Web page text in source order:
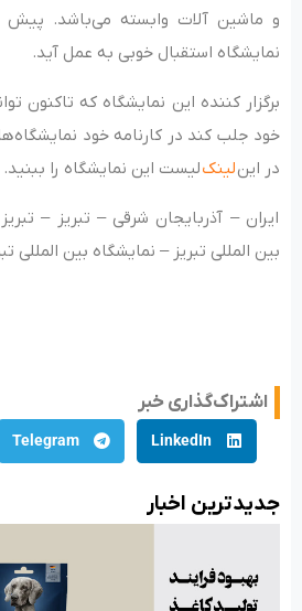
و ماشین آلات وابسته می‌باشد. پیش
نمایشگاه استقبال خوبی به عمل آید.
برگزار کننده این نمایشگاه که تاکنون
خود جلب کند در کارنامه خود
در اینلینکلیست این نمایشگاه را ببنید.
ایران – آذربایجان شرقی – تبریز –
بین المللی تبریز – نمایشگاه بین المللی
اشتراک‌گذاری خبر
LinkedIn
Telegram
جدید‌ترین اخبار